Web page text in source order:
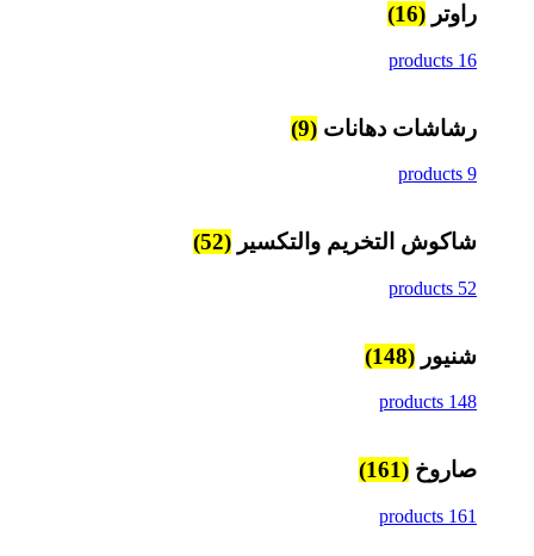
راوتر (16)
16 products
رشاشات دهانات (9)
9 products
شاكوش التخريم والتكسير (52)
52 products
شنيور (148)
148 products
صاروخ (161)
161 products